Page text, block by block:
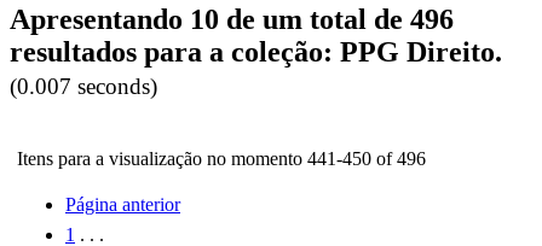
Apresentando 10 de um total de 496
resultados para a coleção: PPG Direito.
(0.007 seconds)
Itens para a visualização no momento 441-450 of 496
Página anterior
1 . . .